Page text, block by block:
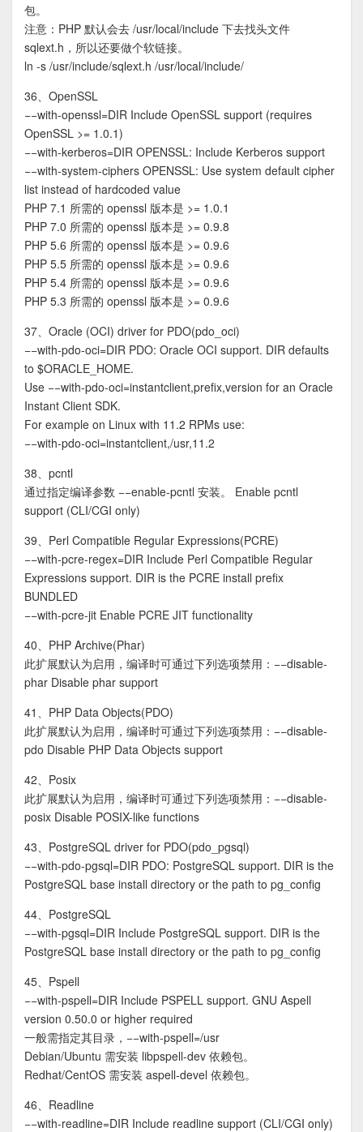
包。
注意：PHP 默认会去 /usr/local/include 下去找头文件
sqlext.h，所以还要做个软链接。
ln -s /usr/include/sqlext.h /usr/local/include/
36、OpenSSL
−−with-openssl=DIR Include OpenSSL support (requires
OpenSSL >= 1.0.1)
−−with-kerberos=DIR OPENSSL: Include Kerberos support
−−with-system-ciphers OPENSSL: Use system default cipher
list instead of hardcoded value
PHP 7.1 所需的 openssl 版本是 >= 1.0.1
PHP 7.0 所需的 openssl 版本是 >= 0.9.8
PHP 5.6 所需的 openssl 版本是 >= 0.9.6
PHP 5.5 所需的 openssl 版本是 >= 0.9.6
PHP 5.4 所需的 openssl 版本是 >= 0.9.6
PHP 5.3 所需的 openssl 版本是 >= 0.9.6
37、Oracle (OCI) driver for PDO(pdo_oci)
−−with-pdo-oci=DIR PDO: Oracle OCI support. DIR defaults
to $ORACLE_HOME.
Use −−with-pdo-oci=instantclient,prefix,version for an Oracle
Instant Client SDK.
For example on Linux with 11.2 RPMs use:
−−with-pdo-oci=instantclient,/usr,11.2
38、pcntl
通过指定编译参数 −−enable-pcntl 安装。 Enable pcntl
support (CLI/CGI only)
39、Perl Compatible Regular Expressions(PCRE)
−−with-pcre-regex=DIR Include Perl Compatible Regular
Expressions support. DIR is the PCRE install prefix
BUNDLED
−−with-pcre-jit Enable PCRE JIT functionality
40、PHP Archive(Phar)
此扩展默认为启用，编译时可通过下列选项禁用：−−disable-
phar Disable phar support
41、PHP Data Objects(PDO)
此扩展默认为启用，编译时可通过下列选项禁用：−−disable-
pdo Disable PHP Data Objects support
42、Posix
此扩展默认为启用，编译时可通过下列选项禁用：−−disable-
posix Disable POSIX-like functions
43、PostgreSQL driver for PDO(pdo_pgsql)
−−with-pdo-pgsql=DIR PDO: PostgreSQL support. DIR is the
PostgreSQL base install directory or the path to pg_config
44、PostgreSQL
−−with-pgsql=DIR Include PostgreSQL support. DIR is the
PostgreSQL base install directory or the path to pg_config
45、Pspell
−−with-pspell=DIR Include PSPELL support. GNU Aspell
version 0.50.0 or higher required
一般需指定其目录，−−with-pspell=/usr
Debian/Ubuntu 需安装 libpspell-dev 依赖包。
Redhat/CentOS 需安装 aspell-devel 依赖包。
46、Readline
−−with-readline=DIR Include readline support (CLI/CGI only)